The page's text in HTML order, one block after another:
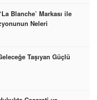
Blanche’ Markası ile
Neleri
Örneğini Sunuyor
Taşıyan Güçlü